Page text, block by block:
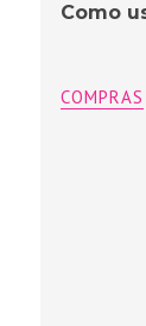
Como
COMPRAS